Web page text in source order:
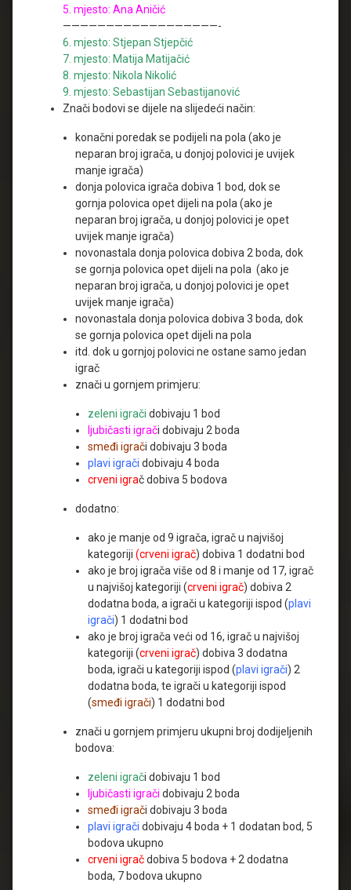
5. mjesto: Ana Aničić
——————————————————-
6. mjesto: Stjepan Stjepčić
7. mjesto: Matija Matijačić
8. mjesto: Nikola Nikolić
9. mjesto: Sebastijan Sebastijanović
Znači bodovi se dijele na slijedeći način:
konačni poredak se podijeli na pola (ako je
neparan broj igrača, u donjoj polovici je uvijek
manje igrača)
donja polovica igrača dobiva 1 bod, dok se
gornja polovica opet dijeli na pola (ako je
neparan broj igrača, u donjoj polovici je opet
uvijek manje igrača)
novonastala donja polovica dobiva 2 boda, dok
se gornja polovica opet dijeli na pola (ako je
neparan broj igrača, u donjoj polovici je opet
uvijek manje igrača)
novonastala donja polovica dobiva 3 boda, dok
se gornja polovica opet dijeli na pola
itd. dok u gornjoj polovici ne ostane samo jedan
igrač
znači u gornjem primjeru:
zeleni igrači dobivaju 1 bod
ljubičasti igrači dobivaju 2 boda
smeđi igrači dobivaju 3 boda
plavi igrači dobivaju 4 boda
crveni igrač dobiva 5 bodova
dodatno:
ako je manje od 9 igrača, igrač u najvišoj
kategoriji (crveni igrač) dobiva 1 dodatni bod
ako je broj igrača više od 8 i manje od 17, igrač
u najvišoj kategoriji (crveni igrač) dobiva 2
dodatna boda, a igrači u kategoriji ispod (plavi
igrači) 1 dodatni bod
ako je broj igrača veći od 16, igrač u najvišoj
kategoriji (crveni igrač) dobiva 3 dodatna
boda, igrači u kategoriji ispod (plavi igrači) 2
dodatna boda, te igrači u kategoriji ispod
(smeđi igrači) 1 dodatni bod
znači u gornjem primjeru ukupni broj dodijeljenih
bodova:
zeleni igrači dobivaju 1 bod
ljubičasti igrači dobivaju 2 boda
smeđi igrači dobivaju 3 boda
plavi igrači dobivaju 4 boda + 1 dodatan bod, 5
bodova ukupno
crveni igračdobiva 5 bodova + 2 dodatna
boda, 7 bodova ukupno